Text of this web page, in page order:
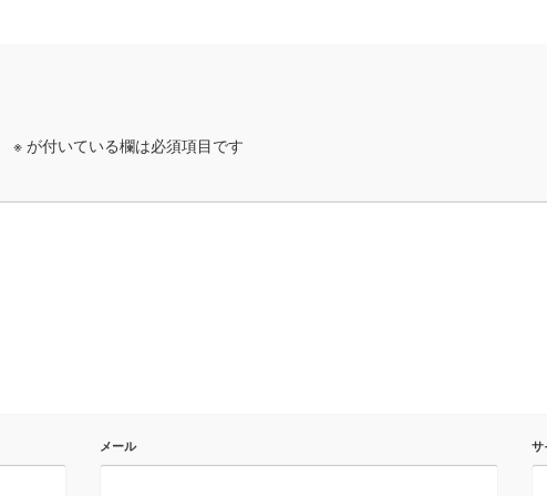
※ が付いている欄は必須項目です
メール サ